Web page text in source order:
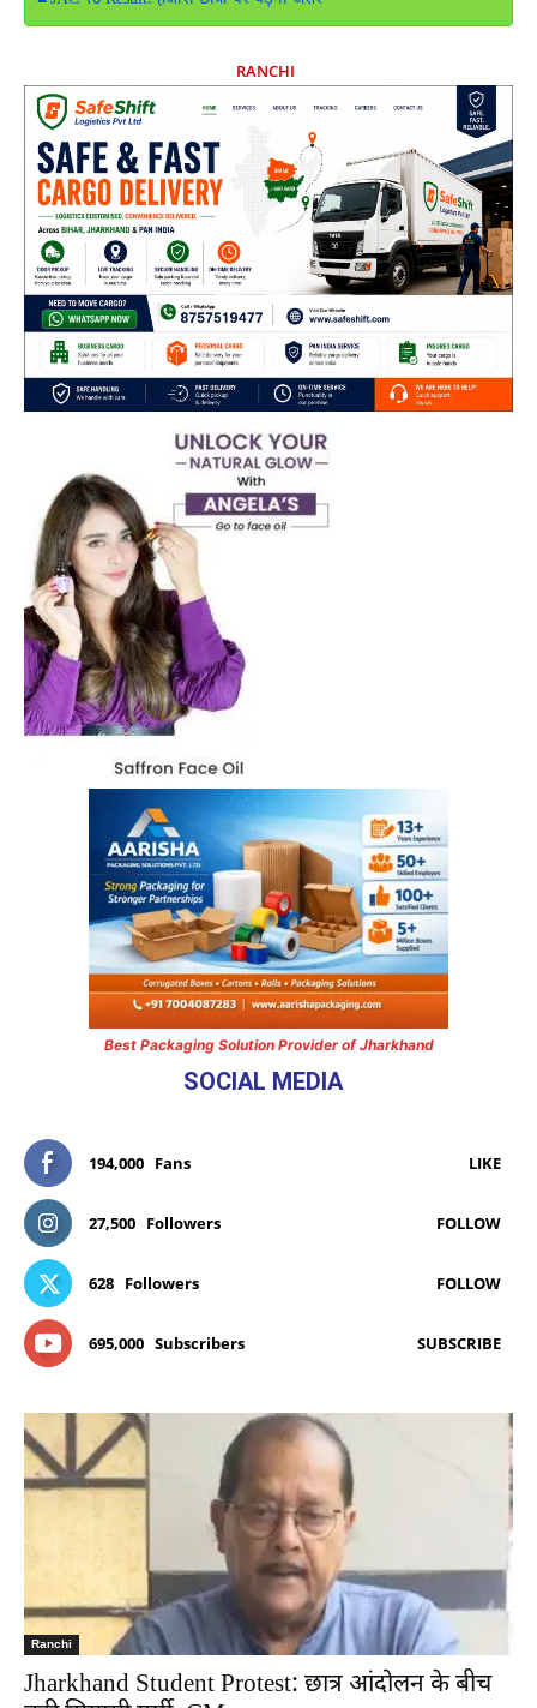
RANCHI
Best Packaging Solution Provider of Jharkhand
SOCIAL MEDIA
194,000 Fans LIKE
27,500 Followers FOLLOW
628 Followers FOLLOW
695,000 Subscribers SUBSCRIBE
Ranchi
Jharkhand Student Protest: छात्र आंदोलन के बीच